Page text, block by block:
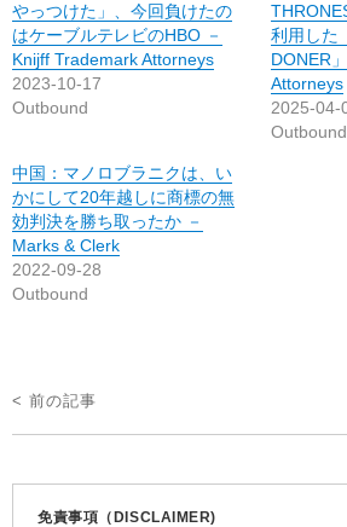
やっつけた」、今回負けたの
はケーブルテレビのHBO －
Knijff Trademark Attorneys
2023-10-17
Outbound
利用した
DONER
Attorneys
2025-04-
Outbound
中国：マノロブラニクは、い
かにして20年越しに商標の無
効判決を勝ち取ったか －
Marks & Clerk
2022-09-28
Outbound
投
稿
< 前の記事
免責事項（DISCLAIMER)